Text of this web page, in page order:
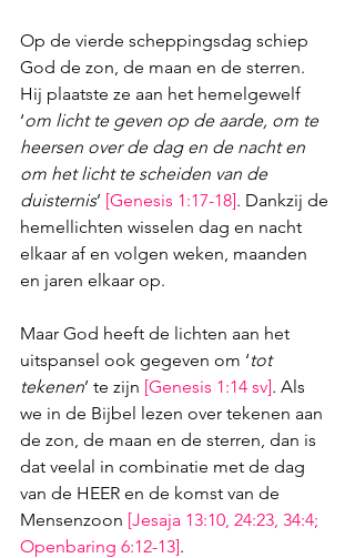
Op de vierde scheppingsdag schiep
God de zon, de maan en de sterren.
Hij plaatste ze aan het hemelgewelf
‘om licht te geven op de aarde, om te
heersen over de dag en de nacht en
om het licht te scheiden van de
duisternis’ [Genesis 1:17-18]. Dankzij de
hemellichten wisselen dag en nacht
elkaar af en volgen weken, maanden
en jaren elkaar op.
Maar God heeft de lichten aan het
uitspansel ook gegeven om ‘tot
tekenen’ te zijn [Genesis 1:14 sv]. Als
we in de Bijbel lezen over tekenen aan
de zon, de maan en de sterren, dan is
dat veelal in combinatie met de dag
van de HEER en de komst van de
Mensenzoon [Jesaja 13:10 24:23 34:4;
Openbaring 6:12-13].